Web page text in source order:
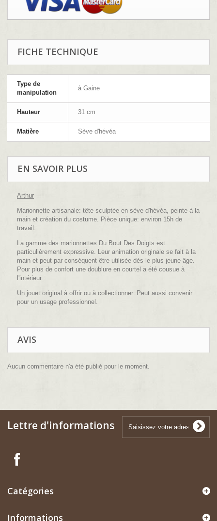
FICHE TECHNIQUE
Type de
manipulation
à Gaine
Hauteur 31 cm
Matière Sève d'hévéa
EN SAVOIR PLUS
Arthur
Marionnette artisanale: tête sculptée en sève d'hévéa, peinte à la
main et création du costume. Pièce unique: environ 15h de
travail.
La gamme des marionnettes Du Bout Des Doigts est
particulièrement expressive. Leur animation originale se fait à la
main et peut par conséquent être utilisée dès le plus jeune âge.
Pour plus de confort une doublure en courtel a été cousue à
l'intérieur.
Un jouet original à offrir ou à collectionner. Peut aussi convenir
pour un usage professionnel.
AVIS
Aucun commentaire n'a été publié pour le moment.
Lettre d'informations
Catégories
Informations